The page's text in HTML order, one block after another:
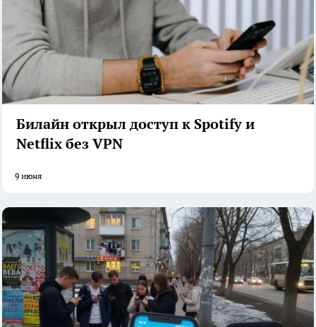
Билайн открыл доступ к Spotify и
Netflix без VPN
9 июня